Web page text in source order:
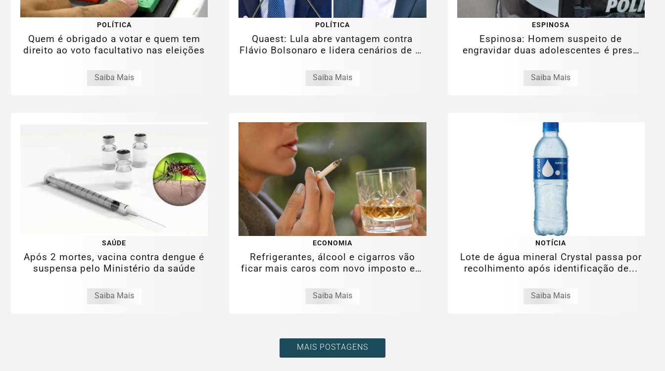
POLÍTICA
Quem é obrigado a votar e quem tem
direito ao voto facultativo nas eleições
Saiba Mais
POLÍTICA
Quaest: Lula abre vantagem contra
Flávio Bolsonaro e lidera cenários de 1°
Saiba Mais
ESPINOSA
Espinosa: Homem suspeito de
engravidar duas adolescentes é preso
Saiba Mais
SAÚDE
Após 2 mortes, vacina contra dengue é
suspensa pelo Ministério da saúde
Saiba Mais
ECONOMIA
Refrigerantes, álcool e cigarros vão
ficar mais caros com novo imposto em
Saiba Mais
NOTÍCIA
Lote de água mineral Crystal passa por
recolhimento após identificação de...
Saiba Mais
MAIS POSTAGENS